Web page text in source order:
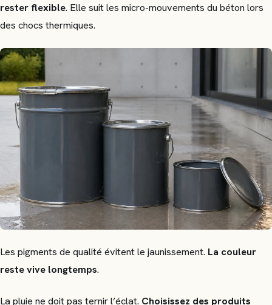
rester flexible. Elle suit les micro-mouvements du béton lors
des chocs thermiques.
Les pigments de qualité évitent le jaunissement. La couleur
reste vive longtemps.
La pluie ne doit pas ternir l’éclat. Choisissez des produits